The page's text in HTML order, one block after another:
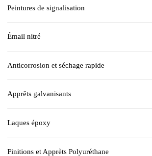
Peintures de signalisation
Émail nitré
Anticorrosion et séchage rapide
Apprêts galvanisants
Laques époxy
Finitions et Apprèts Polyuréthane